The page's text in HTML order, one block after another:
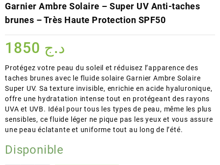
Garnier Ambre Solaire – Super UV Anti-taches
brunes – Très Haute Protection SPF50
د.ج
Protégez votre peau du soleil et réduisez l’apparence des
taches brunes avec le fluide solaire Garnier Ambre Solaire
Super UV. Sa texture invisible, enrichie en acide hyaluronique,
offre une hydratation intense tout en protégeant des rayons
UVA et UVB. Idéal pour tous les types de peau, même les plus
sensibles, ce fluide léger ne pique pas les yeux et vous assure
une peau éclatante et uniforme tout au long de l’été.
Disponible